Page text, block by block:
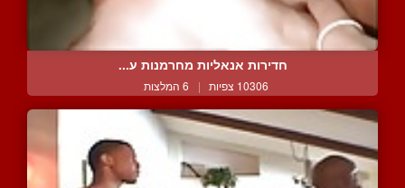
חדירות אנאליות מחרמנות ע...
10306 צפיות | 6 המלצות